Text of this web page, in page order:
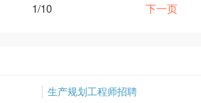
1/10 下一页
生产规划工程师招聘